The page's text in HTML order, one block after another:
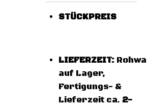
STÜCKPREIS
LIEFERZEIT:
auf Lager,
Fertigungs- &
Lieferzeit ca. 2-